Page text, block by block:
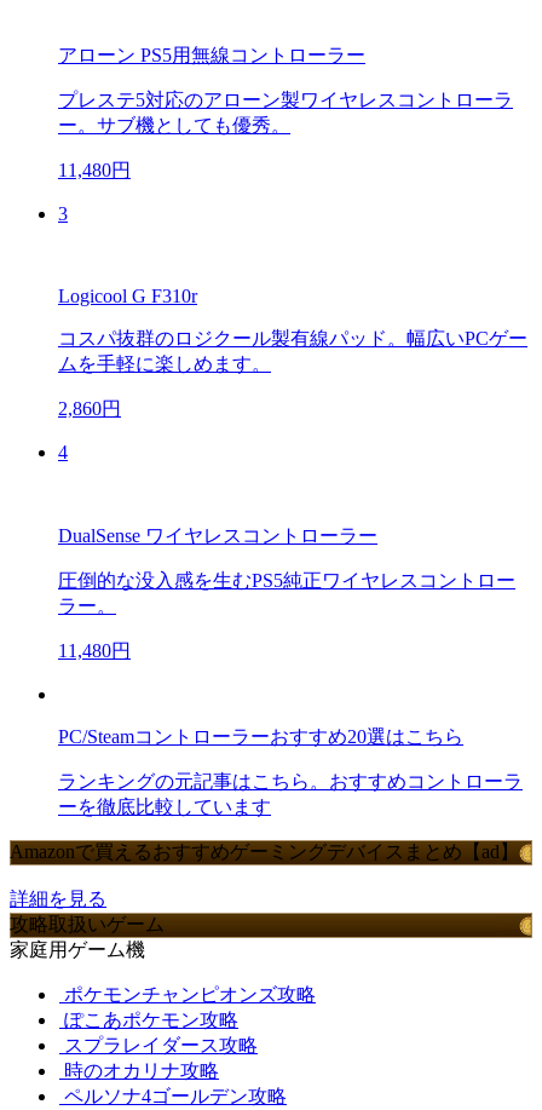
アローン PS5用無線コントローラー
プレステ5対応のアローン製ワイヤレスコントローラ
ー。サブ機としても優秀。
11,480円
3
Logicool G F310r
コスパ抜群のロジクール製有線パッド。幅広いPCゲー
ムを手軽に楽しめます。
2,860円
4
DualSense ワイヤレスコントローラー
圧倒的な没入感を生むPS5純正ワイヤレスコントロー
ラー。
11,480円
PC/Steamコントローラーおすすめ20選はこちら
ランキングの元記事はこちら。おすすめコントローラ
ーを徹底比較しています
Amazonで買えるおすすめゲーミングデバイスまとめ【ad】
詳細を見る
攻略取扱いゲーム
家庭用ゲーム機
ポケモンチャンピオンズ攻略
ぽこあポケモン攻略
スプラレイダース攻略
時のオカリナ攻略
ペルソナ4ゴールデン攻略